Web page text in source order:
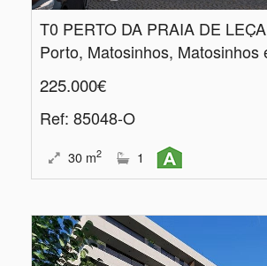
T0 PERTO DA PRAIA DE LEÇA
225.000€
Ref: 85048-O
30 m2 1